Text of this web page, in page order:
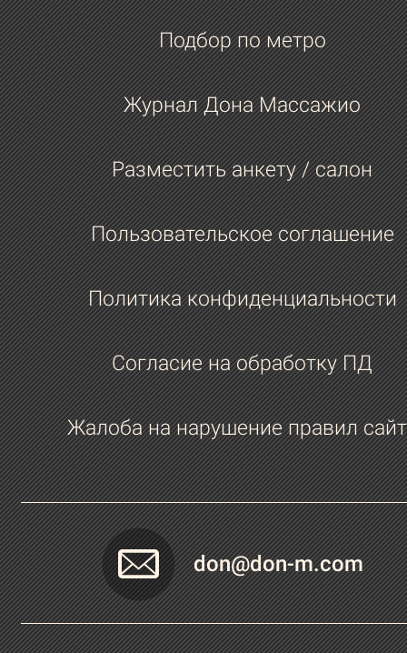
Подбор по метро
Журнал Дона Массажио
Разместить анкету / салон
Пользовательское соглашение
Политика конфиденциальности
Согласие на обработку ПД
Жалоба на нарушение правил
don@don-m.com